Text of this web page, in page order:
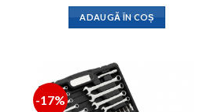
a
fost:
139lei.
este:
99lei.
ADAUGĂ ÎN COȘ
-17%